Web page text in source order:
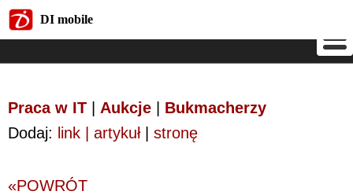
DI mobile
Praca w IT Aukcje
Bukmacherzy
Dodaj: link | artykuł| stronę
«POWRÓT
DI mobile